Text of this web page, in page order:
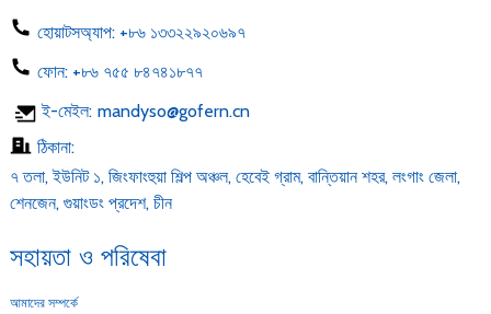
হোয়াটসঅ্যাপ: +৮৬ ১৩৩২২৯২০৬৯৭
ফোন: +৮৬ ৭৫৫ ৮৪৭৪১৮৭৭
ই-মেইল: mandyso@gofern.cn
ঠিকানা:
৭ তলা, ইউনিট ১, জিংফাংহুয়া শিল্প অঞ্চল, হেবেই গ্রাম, বান্তিয়ান শহর, লংগাং জেলা,
শেনজেন, গুয়াংডং প্রদেশ, চীন
সহায়তা ও পরিষেবা
আমাদের সম্পর্কে